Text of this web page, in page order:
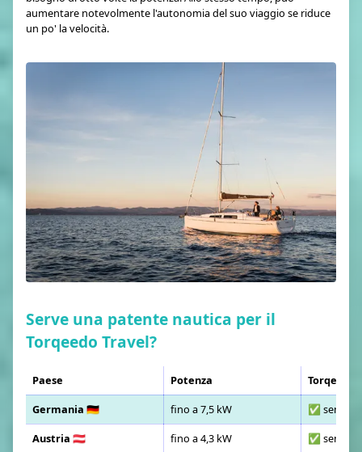
aumentare notevolmente l'autonomia del suo viaggio se riduce
un po' la velocità.
Serve una patente nautica per il
Torqeedo Travel?
Paese Potenza
Torqeedo
Germania 🇩🇪
fino a 7,5 kW
✅ senza
Austria 🇦🇹
fino a 4,3 kW ✅ senza